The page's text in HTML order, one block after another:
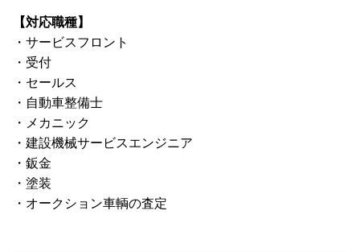
【対応職種】
・サービスフロント
・受付
・セールス
・自動車整備士
・メカニック
・建設機械サービスエンジニア
・鈑金
・塗装
・オークション車輌の査定